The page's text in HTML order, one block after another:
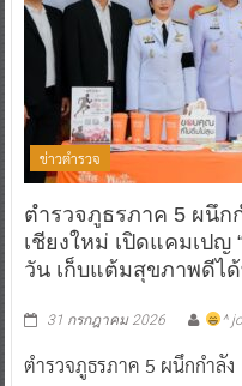
ข่าวตำรวจ
ตำรวจภูธรภาค 5 ผนึก
เชียงใหม่ เปิดแคมเปญ
วัน เก็บแต้มสุขภาพดีไ
31 กรกฎาคม 2026 ^
ตำรวจภูธรภาค 5 ผนึกกำลัง